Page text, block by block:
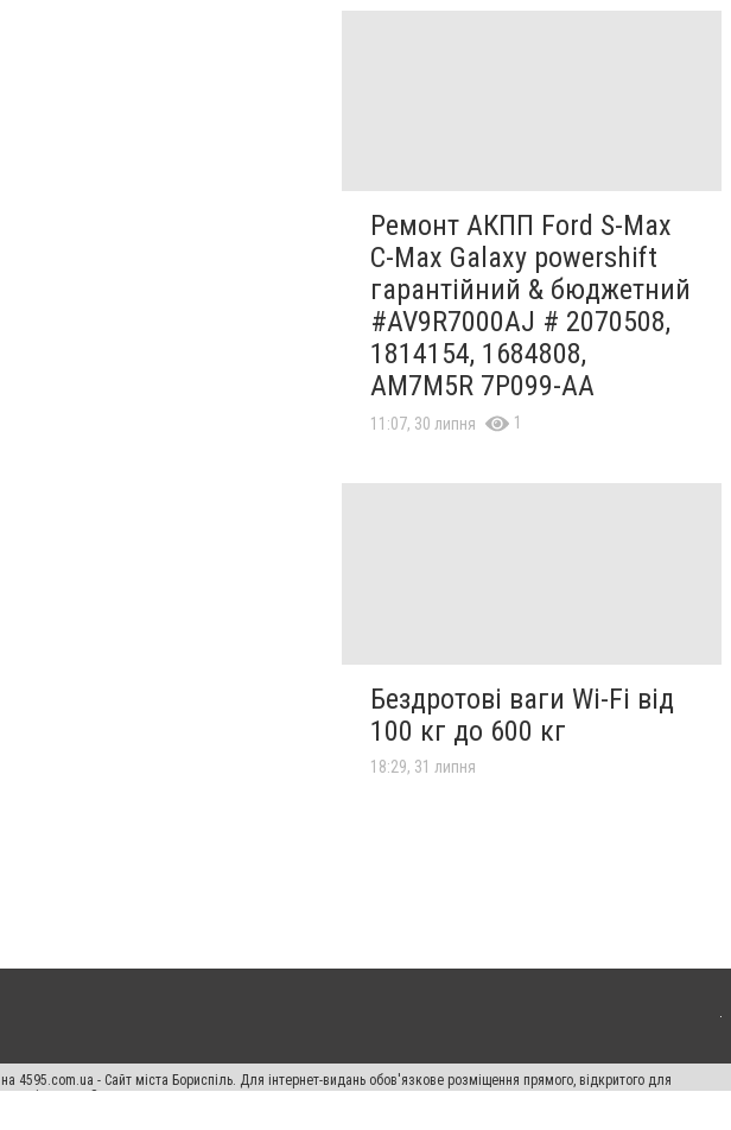
Ремонт АКПП Ford S-Max
C-Max Galaxy powershift
гарантійний & бюджетний
#AV9R7000AJ # 2070508,
1814154, 1684808,
AM7M5R 7P099-AA
11:07, 30 липня 1
Бездротові ваги Wi-Fi від
100 кг до 600 кг
18:29, 31 липня
- Сайт міста Бориспіль. Для інтернет-видань обов'язкове розміщення прямого, відкритого для
Законом.